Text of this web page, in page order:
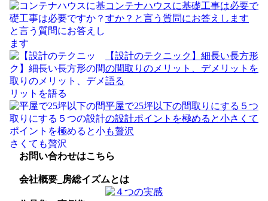
コンテナハウスに基礎工事は必要で
すか？と言う質問にお答えします
【設計のテクニック】細長い長方形
の間取りのメリット、デメリットを
語る
平屋で25坪以下の間取りにする５つ
の設計ポイントを極めると小さくて
も贅沢
お問い合わせはこちら
会社概要_房総イズムとは